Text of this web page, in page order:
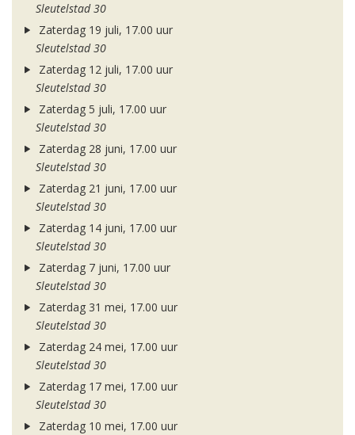
Sleutelstad 30
Zaterdag 19 juli, 17.00 uur
Sleutelstad 30
Zaterdag 12 juli, 17.00 uur
Sleutelstad 30
Zaterdag 5 juli, 17.00 uur
Sleutelstad 30
Zaterdag 28 juni, 17.00 uur
Sleutelstad 30
Zaterdag 21 juni, 17.00 uur
Sleutelstad 30
Zaterdag 14 juni, 17.00 uur
Sleutelstad 30
Zaterdag 7 juni, 17.00 uur
Sleutelstad 30
Zaterdag 31 mei, 17.00 uur
Sleutelstad 30
Zaterdag 24 mei, 17.00 uur
Sleutelstad 30
Zaterdag 17 mei, 17.00 uur
Sleutelstad 30
Zaterdag 10 mei, 17.00 uur